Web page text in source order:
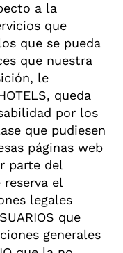
a la
que
que se pueda
que nuestra
le
queda
por los
que pudiesen
páginas web
parte del
reserva el
legales
que
generales